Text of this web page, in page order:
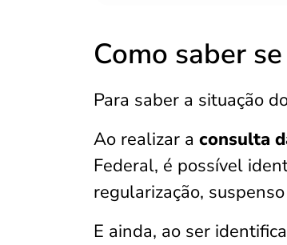
Como saber
Para saber a situação
Ao realizar a consulta
Federal, é possível
regularização,
E ainda, ao ser